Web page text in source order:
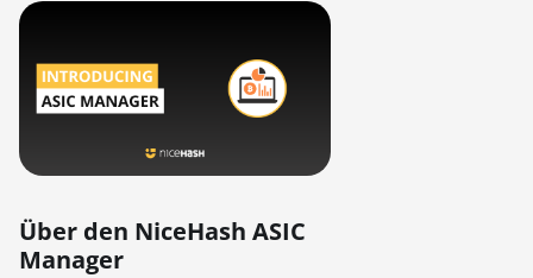
Über den NiceHash ASIC
Manager